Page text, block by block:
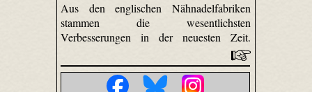
Aus den englischen Nähnadelfabriken
stammen die wesentlichsten
Verbesserungen in der neuesten Zeit.